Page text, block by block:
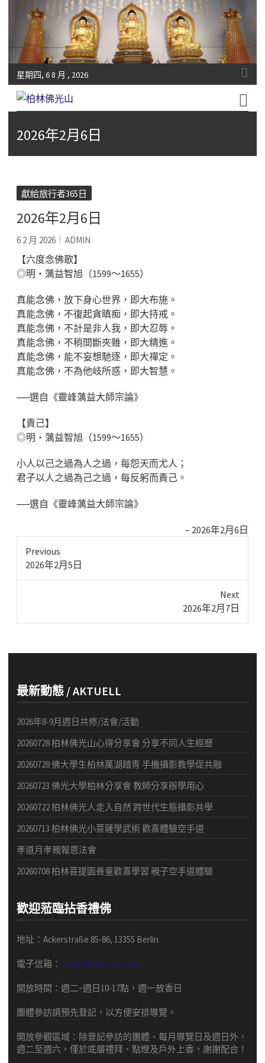
星期四, 6 8 月 , 2026
Fo-Guang-Shan-Tempel, Berlin e.V.
2026年2月6日
獻給旅行者365日
2026年2月6日
6 2 月 2026 ADMIN
【六度念佛歌】
◎明‧蕅益智旭（1599～1655）
真能念佛，放下身心世界，即大布施。
真能念佛，不復起貪瞋痴，即大持戒。
真能念佛，不計是非人我，即大忍辱。
真能念佛，不稍間斷夾雜，即大精進。
真能念佛，能不妄想馳逐，即大禪定。
真能念佛，不為他岐所惑，即大智慧。
──選自《靈峰蕅益大師宗論》
【責己】
◎明‧蕅益智旭（1599～1655）
小人以己之過為人之過，每怨天而尤人；
君子以人之過為己之過，每反躬而責己。
──選自《靈峰蕅益大師宗論》
2026年2月6日
Previous
Previous
2026年2月5日
Next
2026年2月7日
最新動態 / AKTUELL
2026年8-9月週日共修/法會/活動
20260728 柏林佛光山心得分享會 分享不同人生經歷
20260728 佛大學生柏林萬湖踏青 手機攝影教學促共融
20260723 佛光大學柏林分享會 教師分享辦學用心
20260722 柏林佛光人走入自然 跨世代生態攝影共學
20260713 柏林佛光小菩薩學武術 歡喜體驗空手道
孝道月孝親報恩法會
20260708 柏林菩提園善童歡喜學習 親子空手道體驗
歡迎蒞臨拈香禮佛
地址：Ackerstraße 85-86, 13355 Berlin
電子信箱： fgsberlin@gmail.com
開放時間 ： 週二~週日 10-17點， 週一放香日
團體參訪請預先登記，以方便安排導覽 。
開放參觀區域： 除登記參訪的團體、每月導覽日及週日外，
週二至週六，僅於底層禮拜、點燈及戶外上香，謝謝配合！